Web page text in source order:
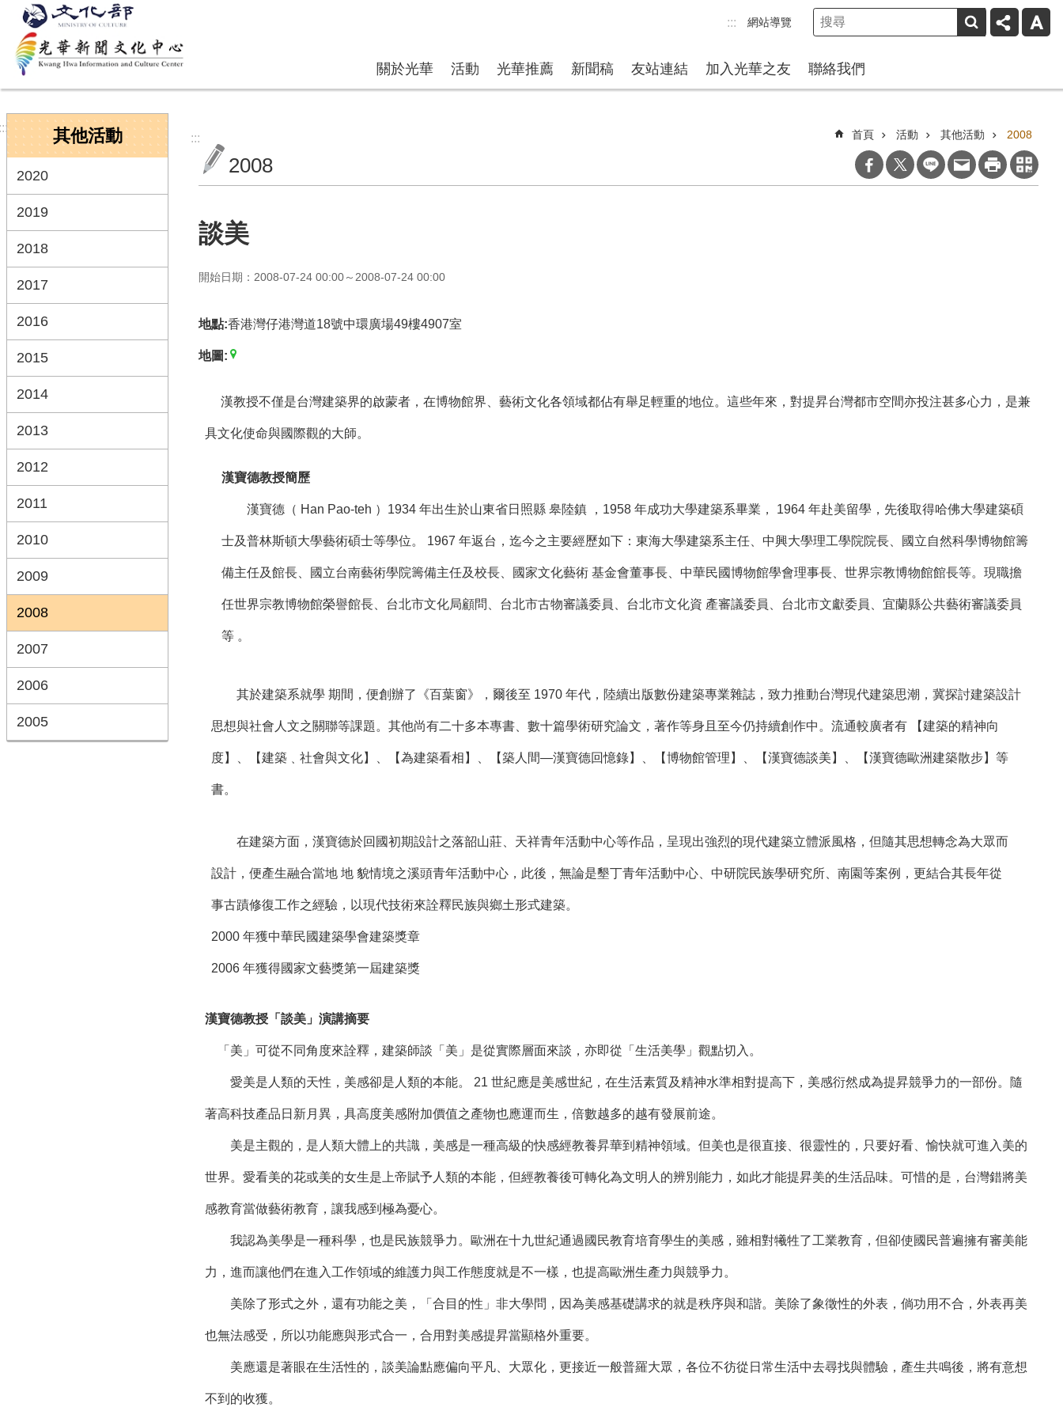
跳到主要內容區塊
::: 網站導覽
關於光華 活動 光華推薦 新聞稿 友站連結 加入光華之友 聯絡我們
其他活動
2020
2019
2018
2017
2016
2015
2014
2013
2012
2011
2010
2009
2008
2007
2006
2005
::: 首頁 活動 其他活動 2008
2008
談美
開始日期：2008-07-24 00:00～2008-07-24 00:00
地點:香港灣仔港灣道18號中環廣場49樓4907室
地圖:
漢教授不僅是台灣建築界的啟蒙者，在博物館界、藝術文化各領域都佔有舉足輕重的地位。這些年來，對提昇台灣都市空間亦投注甚多心力，是兼
具文化使命與國際觀的大師。
漢寶德教授簡歷
漢寶德（ Han Pao-teh ）1934 年出生於山東省日照縣 皋陸鎮 ，1958 年成功大學建築系畢業， 1964 年赴美留學，先後取得哈佛大學建築碩
士及普林斯頓大學藝術碩士等學位。 1967 年返台，迄今之主要經歷如下：東海大學建築系主任、中興大學理工學院院長、國立自然科學博物館籌
備主任及館長、國立台南藝術學院籌備主任及校長、國家文化藝術 基金會董事長、中華民國博物館學會理事長、世界宗教博物館館長等。現職擔
任世界宗教博物館榮譽館長、台北市文化局顧問、台北市古物審議委員、台北市文化資 產審議委員、台北市文獻委員、宜蘭縣公共藝術審議委員
等 。
其於建築系就學 期間，便創辦了《百葉窗》，爾後至 1970 年代，陸續出版數份建築專業雜誌，致力推動台灣現代建築思潮，冀探討建築設計
思想與社會人文之關聯等課題。其他尚有二十多本專書、數十篇學術研究論文，著作等身且至今仍持續創作中。流通較廣者有 【建築的精神向
度】、【建築﹑社會與文化】、【為建築看相】、【築人間—漢寶德回憶錄】、【博物館管理】、【漢寶德談美】、【漢寶德歐洲建築散步】等
書。
在建築方面，漢寶德於回國初期設計之落韶山莊、天祥青年活動中心等作品，呈現出強烈的現代建築立體派風格，但隨其思想轉念為大眾而
設計，便產生融合當地 地 貌情境之溪頭青年活動中心，此後，無論是墾丁青年活動中心、中研院民族學研究所、南園等案例，更結合其長年從
事古蹟修復工作之經驗，以現代技術來詮釋民族與鄉土形式建築。
2000 年獲中華民國建築學會建築獎章
2006 年獲得國家文藝獎第一屆建築獎
漢寶德教授「談美」演講摘要
「美」可從不同角度來詮釋，建築師談「美」是從實際層面來談，亦即從「生活美學」觀點切入。
愛美是人類的天性，美感卻是人類的本能。 21 世紀應是美感世紀，在生活素質及精神水準相對提高下，美感衍然成為提昇競爭力的一部份。隨
著高科技產品日新月異，具高度美感附加價值之產物也應運而生，倍數越多的越有發展前途。
美是主觀的，是人類大體上的共識，美感是一種高級的快感經教養昇華到精神領域。但美也是很直接、很靈性的，只要好看、愉快就可進入美的
世界。愛看美的花或美的女生是上帝賦予人類的本能，但經教養後可轉化為文明人的辨別能力，如此才能提昇美的生活品味。可惜的是，台灣錯將美
感教育當做藝術教育，讓我感到極為憂心。
我認為美學是一種科學，也是民族競爭力。歐洲在十九世紀通過國民教育培育學生的美感，雖相對犧牲了工業教育，但卻使國民普遍擁有審美能
力，進而讓他們在進入工作領域的維護力與工作態度就是不一樣，也提高歐洲生產力與競爭力。
美除了形式之外，還有功能之美，「合目的性」非大學問，因為美感基礎講求的就是秩序與和諧。美除了象徵性的外表，倘功用不合，外表再美
也無法感受，所以功能應與形式合一，合用對美感提昇當顯格外重要。
美應還是著眼在生活性的，談美論點應偏向平凡、大眾化，更接近一般普羅大眾，各位不彷從日常生活中去尋找與體驗，產生共鳴後，將有意想
不到的收獲。